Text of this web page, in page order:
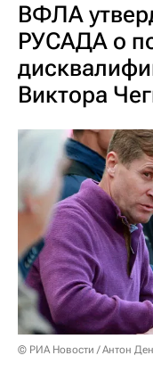
ВФЛА
РУСАДА о
Виктора
© РИА Новости / Антон